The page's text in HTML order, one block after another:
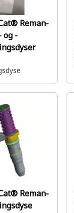
Reman-
og -
Reman-